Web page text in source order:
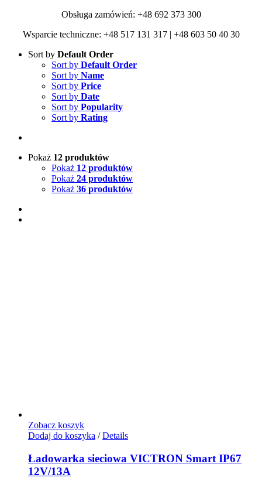
Obsługa zamówień: +48 692 373 300
Wsparcie techniczne: +48 517 131 317 | +48 603 50 40 30
Sort by Default Order
Sort by Default Order
Sort by Name
Sort by Price
Sort by Date
Sort by Popularity
Sort by Rating
Pokaż 12 produktów
Pokaż 12 produktów
Pokaż 24 produktów
Pokaż 36 produktów
Zobacz koszyk
Dodaj do koszyka / Details
Ładowarka sieciowa VICTRON Smart IP67
12V/13A